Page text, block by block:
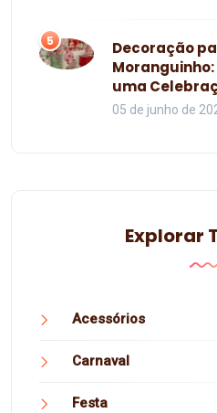
5
Decoração
uma
05 de junho de
Explorar
Acessórios
Carnaval
Festa